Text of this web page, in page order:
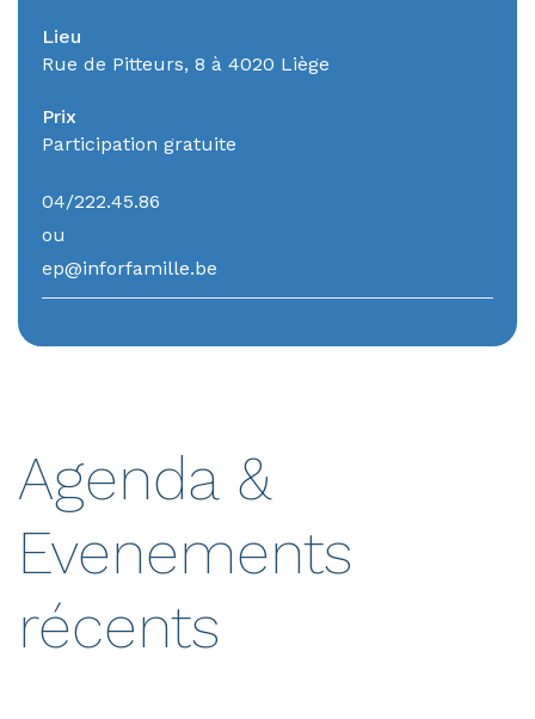
Lieu
Rue de Pitteurs, 8 à 4020 Liège
Prix
Participation gratuite
04/222.45.86
ou
ep@inforfamille.be
Agenda &
Evenements
récents